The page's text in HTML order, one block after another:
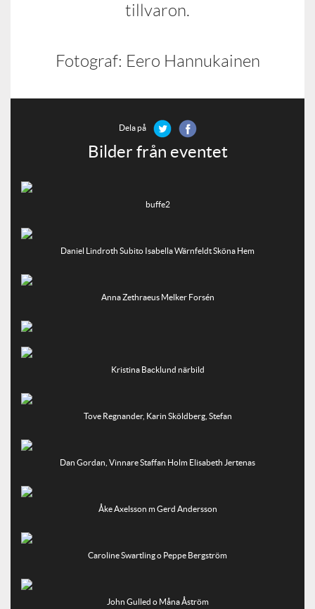
tillvaron.
Fotograf: Eero Hannukainen
Dela på
Bilder från eventet
buffe2
Daniel Lindroth Subito Isabella Wärnfeldt Sköna Hem
Anna Zethraeus Melker Forsén
Kristina Backlund närbild
Tove Regnander, Karin Sköldberg, Stefan
Dan Gordan, Vinnare Staffan Holm Elisabeth Jertenas
Åke Axelsson m Gerd Andersson
Caroline Swartling o Peppe Bergström
John Gulled o Måna Åström